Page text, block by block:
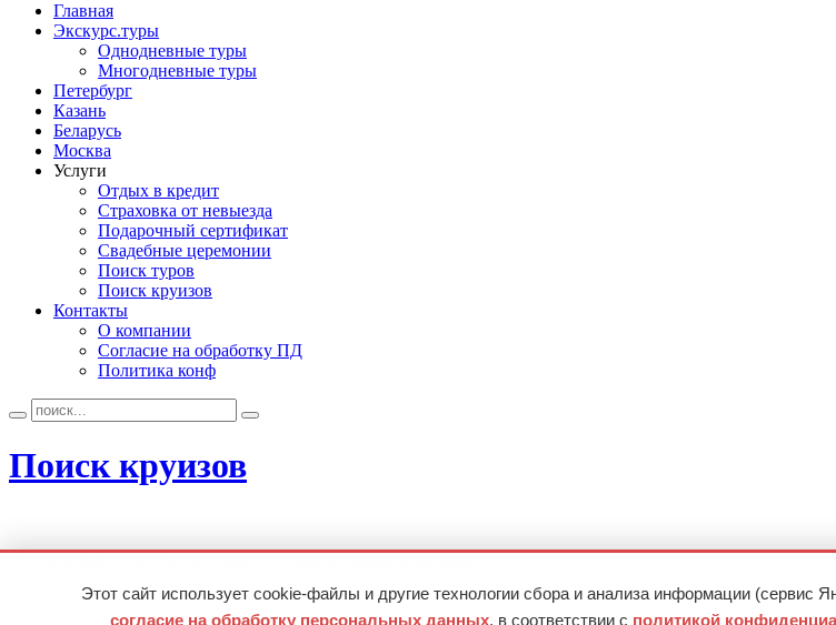
Этот сайт использует cookie-файлы и другие технологии сбора и анализа информации (сервис
согласие на обработку персональных данных, в соответствии с политикой
Главная
Экскурс.туры
Однодневные туры
Многодневные туры
Петербург
Казань
Беларусь
Москва
Услуги
Отдых в кредит
Страховка от невыезда
Подарочный сертификат
Свадебные церемонии
Поиск туров
Поиск круизов
Контакты
О компании
Согласие на обработку ПД
Политика конф
Поиск круизов